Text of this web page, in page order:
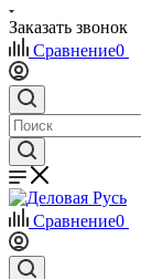
Заказать звонок
Сравнение0
Сравнение0